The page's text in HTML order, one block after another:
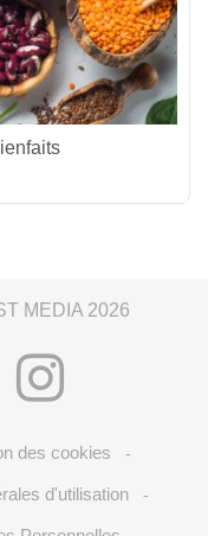
MEDIA 2026
des cookies -
d'utilisation -